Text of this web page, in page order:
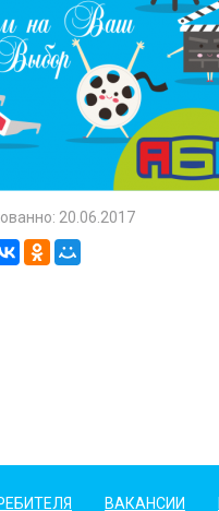
20.06.2017
ВАКАНСИИ